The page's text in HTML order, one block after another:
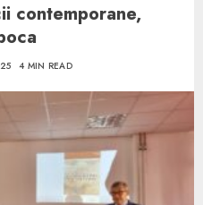
contemporane,
4 MIN READ